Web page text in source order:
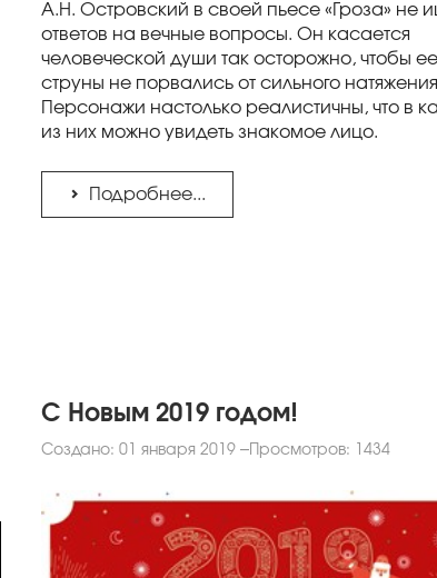
А.Н. Островский в своей пьесе «Гроза» не
ответов на вечные вопросы. Он касается
человеческой души так осторожно, чтобы ее
струны не порвались от сильного
Персонажи настолько реалистичны, что в
из них можно увидеть знакомое лицо.
Подробнее...
С Новым 2019 годом!
Создано: 01 января 2019 Просмотров: 1434